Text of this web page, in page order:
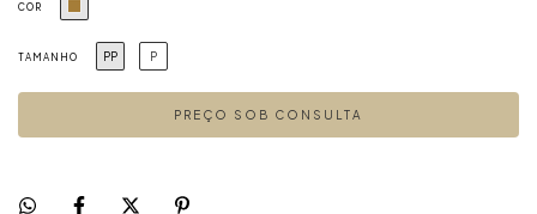
COR
TAMANHO PP P